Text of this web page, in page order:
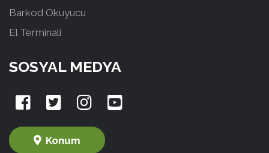
Barkod Okuyucu
El Terminali
SOSYAL MEDYA
Konum